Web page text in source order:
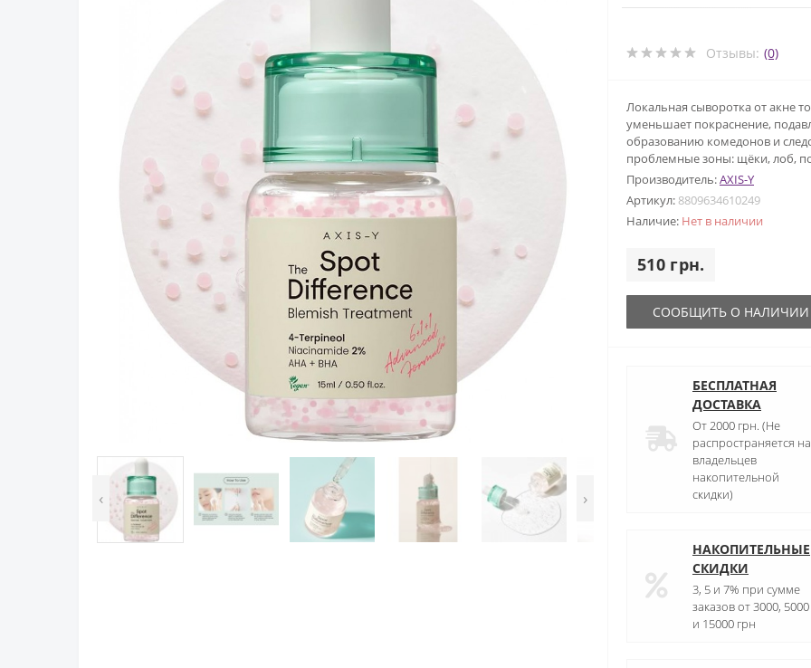
‹ ›
Отзывы: (0)
Локальная сыворотка от акне
уменьшает покраснение,
образованию комедонов и
проблемные зоны: щёки, лоб,
Производитель:AXIS-Y
Артикул: 8809634610249
Наличие: Нет в наличии
510 грн.
СООБЩИТЬ О НАЛИЧИИ
БЕСПЛАТНАЯ
ДОСТАВКА
От 2000 грн. (Не
распространяется на
владельцев
накопительной
скидки)
НАКОПИТЕЛЬНЫЕ
СКИДКИ
3, 5 и 7% при сумме
заказов от 3000, 5000
и 15000 грн